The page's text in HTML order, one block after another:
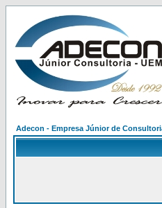
Adecon - Empresa Júnior de